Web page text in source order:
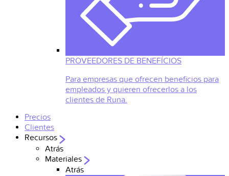
PROVEEDORES DE BENEFÍCIOS
Para empresas que ofrecen beneficios para
empleados y quieren ofrecerlos a los
clientes de Runa.
Precios
Clientes
Recursos
Atrás
Materiales
Atrás